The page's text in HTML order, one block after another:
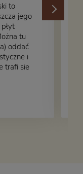
to
jego
tu
oddać
i
trafi się